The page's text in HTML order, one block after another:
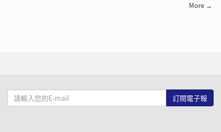
More →
請
輸